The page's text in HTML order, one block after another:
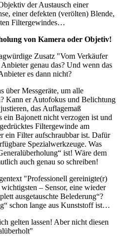
der Austausch einer
einer defekten (verölten) Blende,
Filtergewindes…
von Kamera oder Objetiv!
Zusatz "Vom Verkäufer
genau das? Und wenn das
es dann nicht?
über Messgeräte, um alle
Kann er Autofokus und Belichtung
das Auflagemaß
ein Bajonett nicht verzogen ist und
Filtergewinde am
ein Filter aufschraubbar ist. Dafür
Spezialwerkzeuge. Was
ist! Wäre dem
auch genau so schreiben!
"Professionell gereinigte(r)
– Sensor, eine wieder
ausgetauschte Belederung“?
schon lange aus Kunststoff ist…
gelten lassen! Aber nicht diesen